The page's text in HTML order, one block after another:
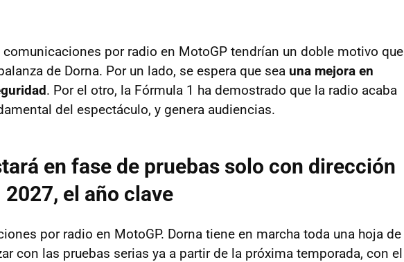
comunicaciones por radio en MotoGP tendrían un doble motivo que
de Dorna. Por un lado, se espera que sea una mejora en
. Por el otro, la Fórmula 1 ha demostrado que la radio acaba
del espectáculo, y genera audiencias.
en fase de pruebas solo con dirección
el año clave
por radio en MotoGP. Dorna tiene en marcha toda una hoja de
con las pruebas serias ya a partir de la próxima temporada, con el